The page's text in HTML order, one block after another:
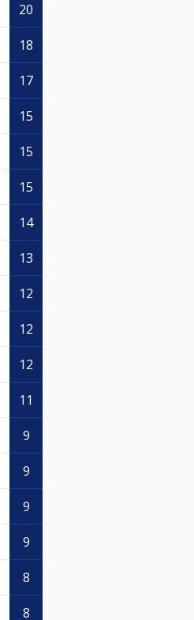
20
18
17
15
15
15
14
13
12
12
12
11
9
9
9
9
8
8